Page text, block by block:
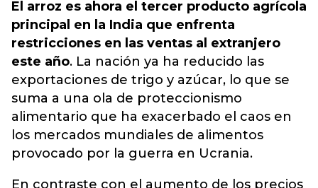
El arroz es ahora el tercer producto agrícola
principal en la India que enfrenta
restricciones en las ventas al extranjero
este año. La nación ya ha reducido las
exportaciones de trigo y azúcar, lo que se
suma a una ola de proteccionismo
alimentario que ha exacerbado el caos en
los mercados mundiales de alimentos
provocado por la guerra en Ucrania.
En contraste con el aumento de los precios